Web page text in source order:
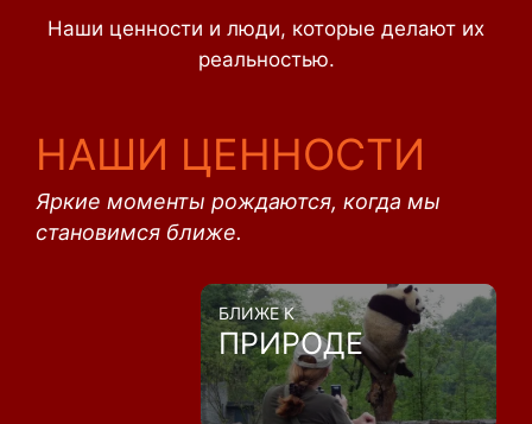
Наши ценности и люди, которые делают их
реальностью.
НАШИ ЦЕННОСТИ
Яркие моменты рождаются, когда мы
становимся ближе.
БЛИЖЕ К
ПРИРОДЕ